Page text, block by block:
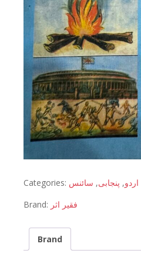
Categories: اردو, پنجابی, سائنس
Brand: فقیر اثر
Brand